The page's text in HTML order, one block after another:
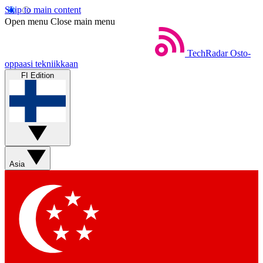
Skip to main content
Open menu Close main menu
TechRadar Osto-
oppaasi tekniikkaan
FI Edition
Asia